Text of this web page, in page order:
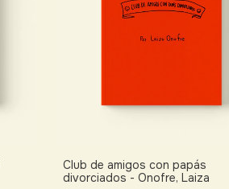
Club de amigos con papás
divorciados - Onofre, Laiza